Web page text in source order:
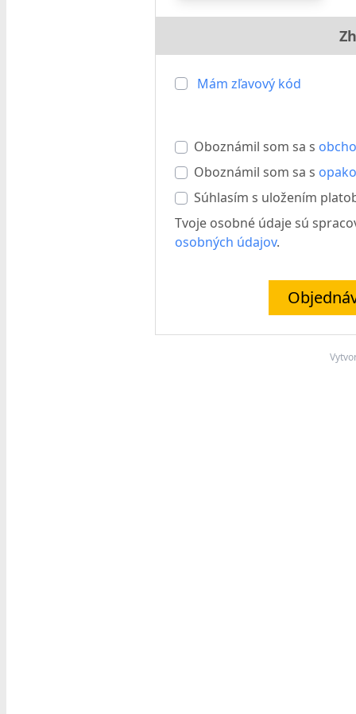
Mám zľavový kód
Oboznámil som sa s
Oboznámil som sa s
Súhlasím s uložením
Tvoje osobné údaje sú
osobných údajov.